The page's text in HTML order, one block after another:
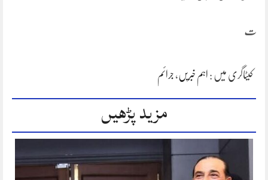
ت
کیٹاگری میں : اہم خبریں ، جرائم
مزید پڑھیں